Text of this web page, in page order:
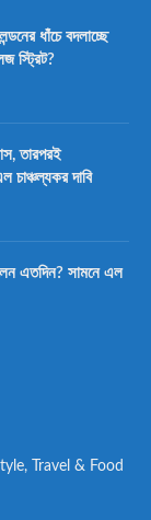
ধাঁচে বদলাচ্ছে
স্ট্রিট?
তারপরই
চাঞ্চল্যকর দাবি
এতদিন? সামনে এল
Travel & Food